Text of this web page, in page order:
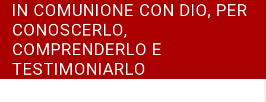
IN COMUNIONE CON DIO, PER
CONOSCERLO,
COMPRENDERLO E
TESTIMONIARLO